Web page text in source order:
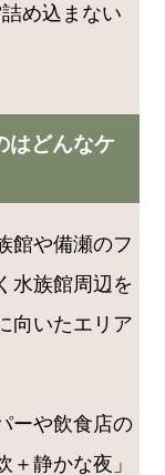
め込まない
はどんなケ
館や備瀬のフ
水族館周辺を
向いたエリア
ーや飲食店の
静かな夜」